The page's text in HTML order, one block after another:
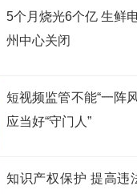
5个月烧光6个亿 生鲜
州中心关闭
短视频监管不能“一阵
应当好“守门人”
知识产权保护 提高违